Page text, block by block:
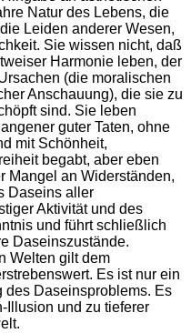
Natur des Lebens, die
Leiden anderer Wesen,
Sie wissen nicht, daß
Harmonie leben, der
(die moralischen
Anschauung), die sie zu
sind. Sie leben
guter Taten, ohne
mit Schönheit,
begabt, aber eben
Mangel an Widerständen,
Daseins aller
Aktivität und des
und führt schließlich
Daseinszustände.
Welten gilt dem
Es ist nur ein
des Daseinsproblems. Es
Illusion und zu tieferer